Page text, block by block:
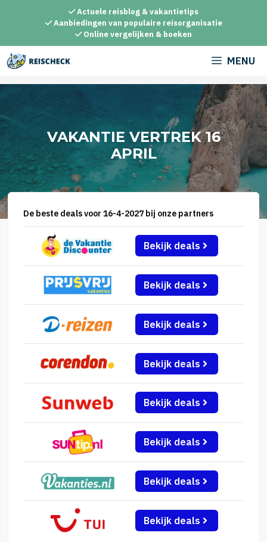
inhoud
Actuele reisblog & vakantietips
Aanbiedingen van populaire reisorganisatie
Online vergelijken & boeken
MENU
VAKANTIE VERTREK 16
APRIL
De beste deals voor 16-4-2027 bij onze partners
Bekijk deals
Bekijk deals
Bekijk deals
Bekijk deals
Bekijk deals
Bekijk deals
Bekijk deals
Bekijk deals